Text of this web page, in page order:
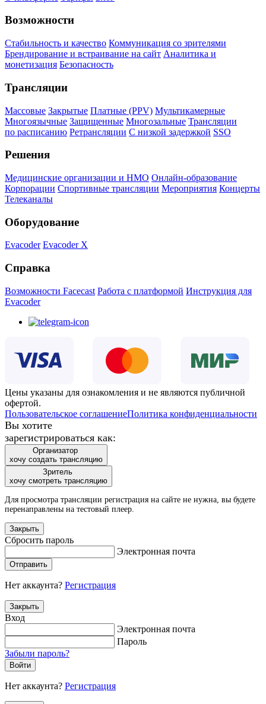
Возможности
Стабильность и качество Коммуникация со зрителями
Брендирование и встраивание на сайт Аналитика и
монетизация Безопасность
Трансляции
Массовые Закрытые Платные (PPV) Мультикамерные
Многоязычные Защищенные Многозальные Трансляции
по расписанию Ретрансляции С низкой задержкой SSO
Решения
Медицинские организации и НМО Онлайн-образование
Корпорации Спортивные трансляции Мероприятия Концерты
Телеканалы
Оборудование
Evacoder Evacoder X
Справка
Возможности Facecast Работа с платформой Инструкция для
Evacoder
Цены указаны для ознакомления и не являются публичной
офертой.
Пользовательское соглашениеПолитика конфиденциальности
Вы хотите
зарегистрироваться как:
Организатор
хочу создать трансляцию
Зритель
хочу смотреть трансляцию
Для просмотра трансляции регистрация на сайте не нужна, вы будете
перенаправлены на тестовый плеер.
Закрыть
Сбросить пароль
Электронная почта
Отправить
Нет аккаунта? Регистрация
Закрыть
Вход
Электронная почта
Пароль
Забыли пароль?
Войти
Нет аккаунта? Регистрация